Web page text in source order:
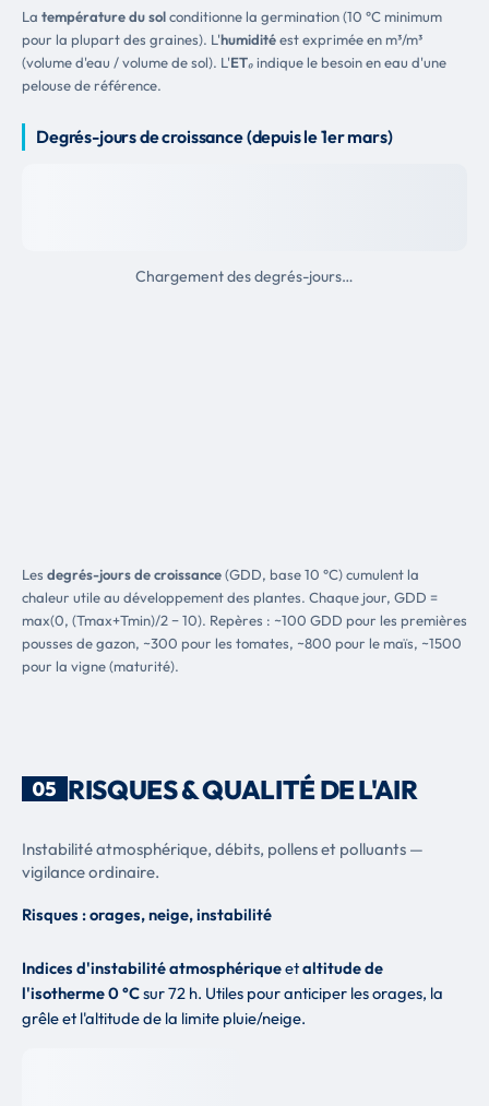
La température du solconditionne la germination (10 °C minimum
pour la plupart des graines). L'humiditéest exprimée en m³/m³
(volume d'eau / volume de sol). L'ET₀indique le besoin en eau d'une
pelouse de référence.
Degrés-jours de croissance (depuis le 1er mars)
Chargement des degrés-jours…
Les degrés-jours de croissance(GDD, base 10 °C) cumulent la
chaleur utile au développement des plantes. Chaque jour, GDD =
max(0, (Tmax+Tmin)/2 − 10). Repères : ~100 GDD pour les premières
pousses de gazon, ~300 pour les tomates, ~800 pour le maïs, ~1500
pour la vigne (maturité).
05 RISQUES & QUALITÉ DE L'AIR
Instabilité atmosphérique, débits, pollens et polluants —
vigilance ordinaire.
Risques : orages, neige, instabilité
Indices d'instabilité atmosphériqueetaltitude de
l'isotherme 0 °Csur 72 h. Utiles pour anticiper les orages, la
grêle et l'altitude de la limite pluie/neige.